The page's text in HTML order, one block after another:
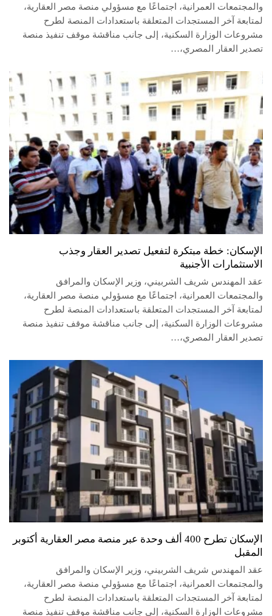
والمجتمعات العمرانية، اجتماعًا مع مسؤولي منصة مصر العقارية،
لمتابعة آخر المستجدات المتعلقة باستعدادات المنصة لطرح
مشروعات الوزارة السكنية، إلى جانب مناقشة موقف تنفيذ منصة
تصدير العقار المصري،…
الإسكان: خطة مبتكرة لتفعيل تصدير العقار وجذب
الاستثمارات الأجنبية
عقد المهندس شريف الشربيني، وزير الإسكان والمرافق
والمجتمعات العمرانية، اجتماعًا مع مسؤولي منصة مصر العقارية،
لمتابعة آخر المستجدات المتعلقة باستعدادات المنصة لطرح
مشروعات الوزارة السكنية، إلى جانب مناقشة موقف تنفيذ منصة
تصدير العقار المصري،…
الإسكان تطرح 400 ألف وحدة عبر منصة مصر العقارية أكتوبر
المقبل
عقد المهندس شريف الشربيني، وزير الإسكان والمرافق
والمجتمعات العمرانية، اجتماعًا مع مسؤولي منصة مصر العقارية،
لمتابعة آخر المستجدات المتعلقة باستعدادات المنصة لطرح
مشروعات الوزارة السكنية، إلى جانب مناقشة موقف تنفيذ منصة